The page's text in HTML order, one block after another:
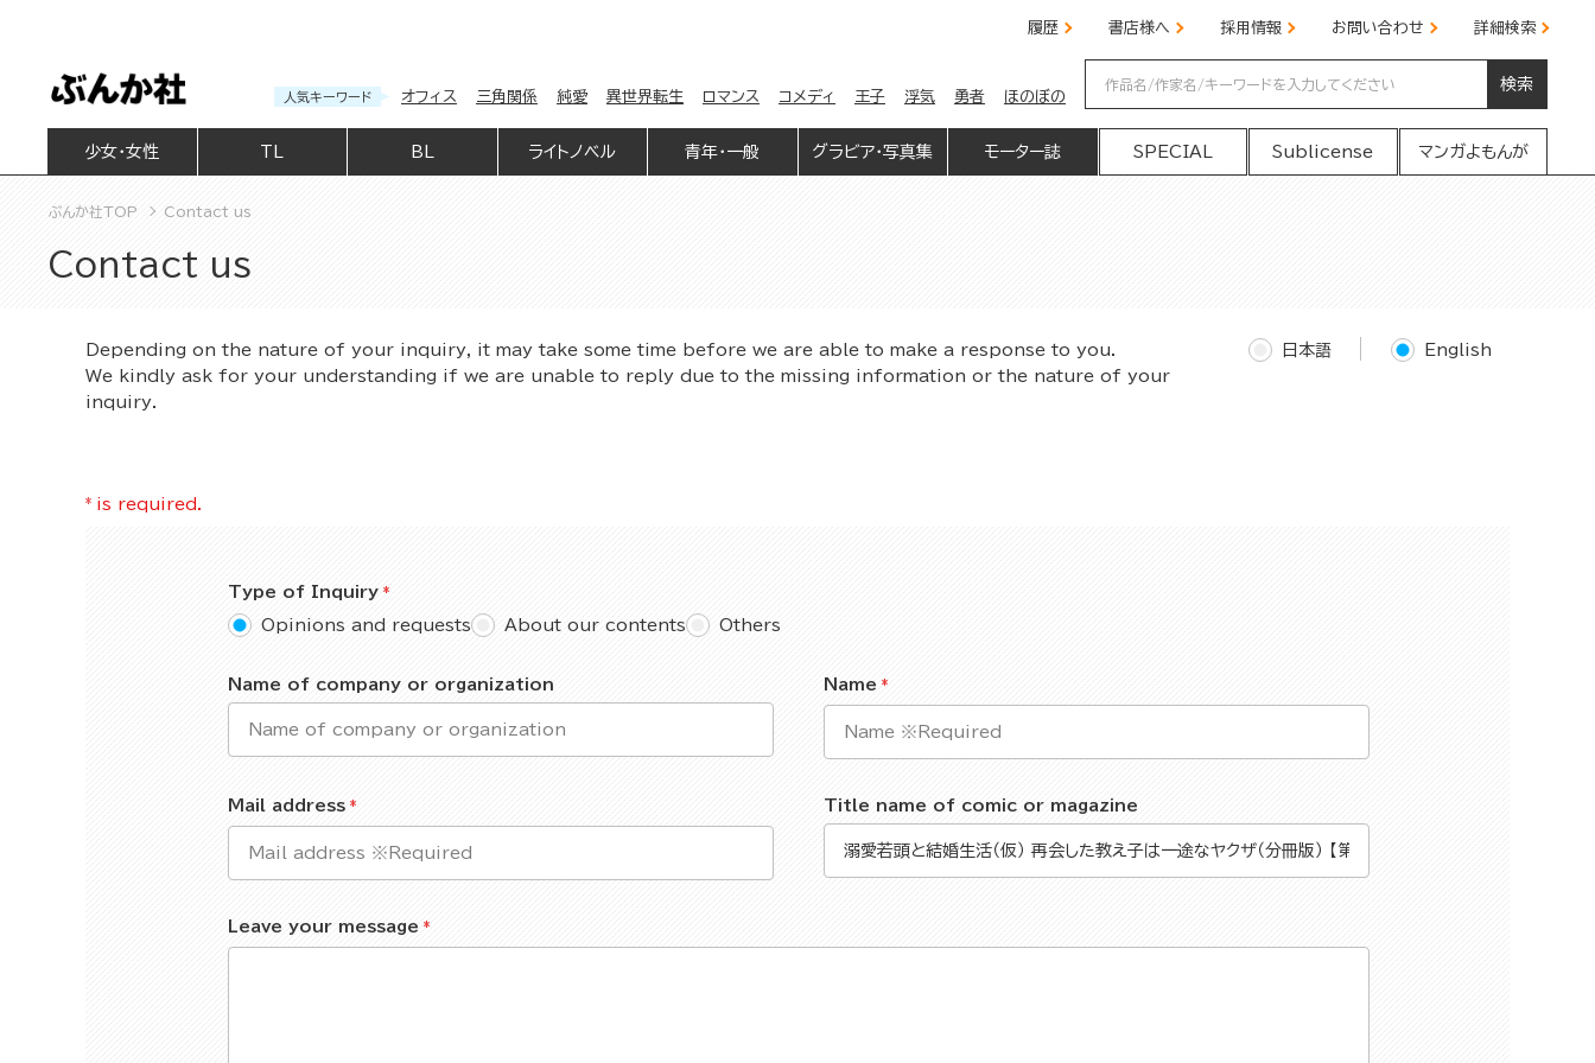
履歴 書店様へ 採用情報 お問い合わせ 詳細検索
人気キーワード オフィス 三角関係 純愛 異世界転生 ロマンス コメディ 王子 浮気 勇者 ほのぼの
検索
少女・女性 BL ライトノベル 青年・一般 グラビア・写真集 モーター誌 SPECIAL Sublicense マンガよもんが
ぶんか社TOP Contact us
Contact us
Depending on the nature of your inquiry, it may take some time before we are able to make a response to you.
We kindly ask for your understanding if we are unable to reply due to the missing information or the nature of your
inquiry.
日本語 English
* is required.
Type of Inquiry
Opinions and requests
About our contents Others
Name of company or organization Name
Mail address Title name of comic or magazine
Leave your message